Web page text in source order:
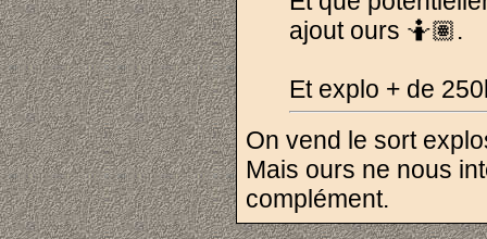
ajout ours 🤷🏽.
Et explo + de
On vend le sort
Mais ours ne nous
complément.